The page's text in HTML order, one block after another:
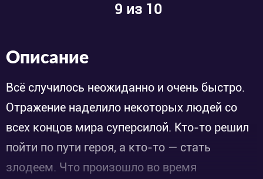
9 из 10
Описание
Всё случилось неожиданно и очень быстро.
Отражение наделило некоторых людей со
всех концов мира суперсилой. Кто-то решил
пойти по пути героя, а кто-то — стать
злодеем. Что произошло во время